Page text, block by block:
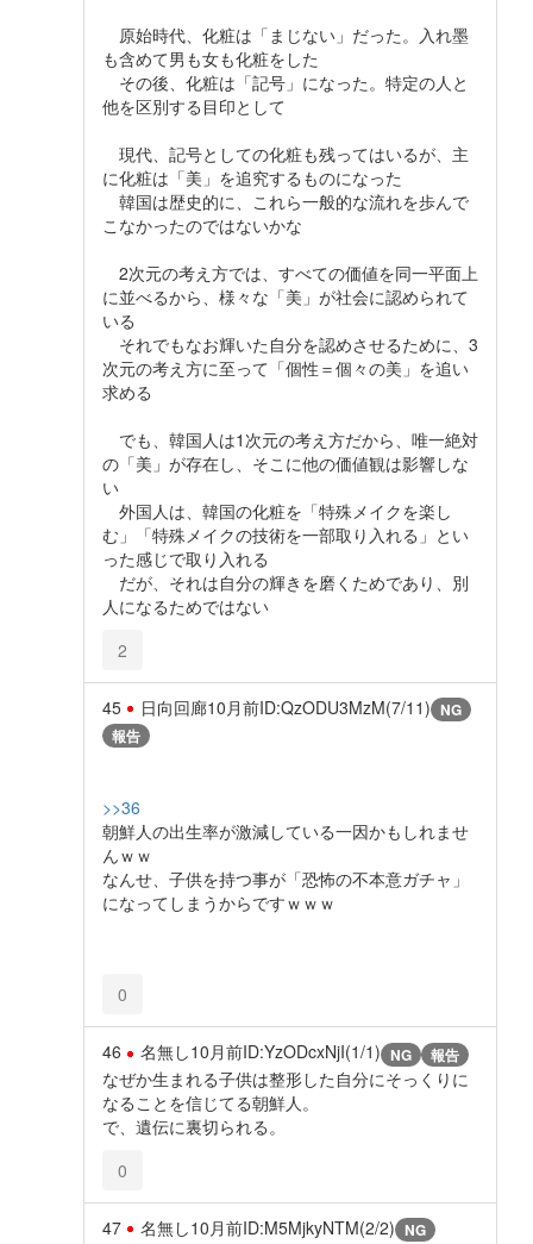
原始時代、化粧は「まじない」だった。入れ墨
も含めて男も女も化粧をした
その後、化粧は「記号」になった。特定の人と
他を区別する目印として
現代、記号としての化粧も残ってはいるが、主
に化粧は「美」を追究するものになった
韓国は歴史的に、これら一般的な流れを歩んで
こなかったのではないかな
2次元の考え方では、すべての価値を同一平面上
に並べるから、様々な「美」が社会に認められて
いる
それでもなお輝いた自分を認めさせるために、3
次元の考え方に至って「個性＝個々の美」を追い
求める
でも、韓国人は1次元の考え方だから、唯一絶対
の「美」が存在し、そこに他の価値観は影響しな
い
外国人は、韓国の化粧を「特殊メイクを楽し
む」「特殊メイクの技術を一部取り入れる」とい
った感じで取り入れる
だが、それは自分の輝きを磨くためであり、別
人になるためではない
2
45 日向回廊10月前ID:QzODU3MzM(7/11) NG
報告
>>36
朝鮮人の出生率が激減している一因かもしれませ
んｗｗ
なんせ、子供を持つ事が「恐怖の不本意ガチャ」
になってしまうからですｗｗｗ
0
46 名無し10月前ID:YzODcxNjI(1/1) NG 報告
なぜか生まれる子供は整形した自分にそっくりに
なることを信じてる朝鮮人。
で、遺伝に裏切られる。
0
47 名無し10月前ID:M5MjkyNTM(2/2) NG